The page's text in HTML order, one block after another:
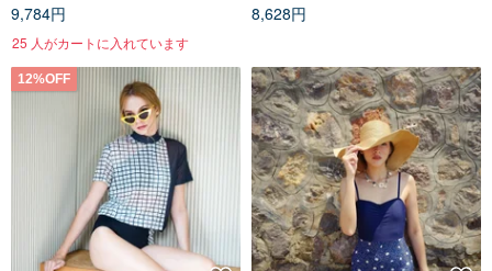
9,784円
25 人がカートに入れています
8,628円
12%OFF